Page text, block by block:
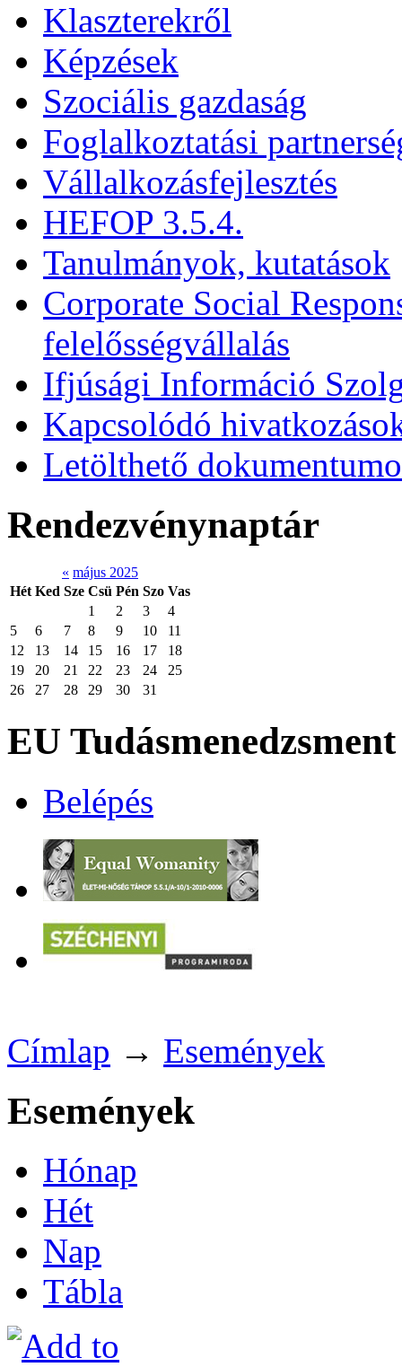
Klaszterekről
Képzések
Szociális gazdaság
Foglalkoztatási
Vállalkozásfejlesztés
HEFOP 3.5.4.
Tanulmányok, kutatások
Corporate Social
felelősségvállalás
Ifjúsági Információ
Kapcsolódó
Letölthető
Rendezvénynaptár
« május 2025
Hét Ked Sze Csü Pén Szo Vas
1
2 3
4
5
6 7 8 9 10
11
12
13 14 15 16 17
18
19
20 21 22 23 24
25
26
27 28 29 30 31
EU
Belépés
Címlap → Események
Események
Hónap
Hét
Nap
Tábla